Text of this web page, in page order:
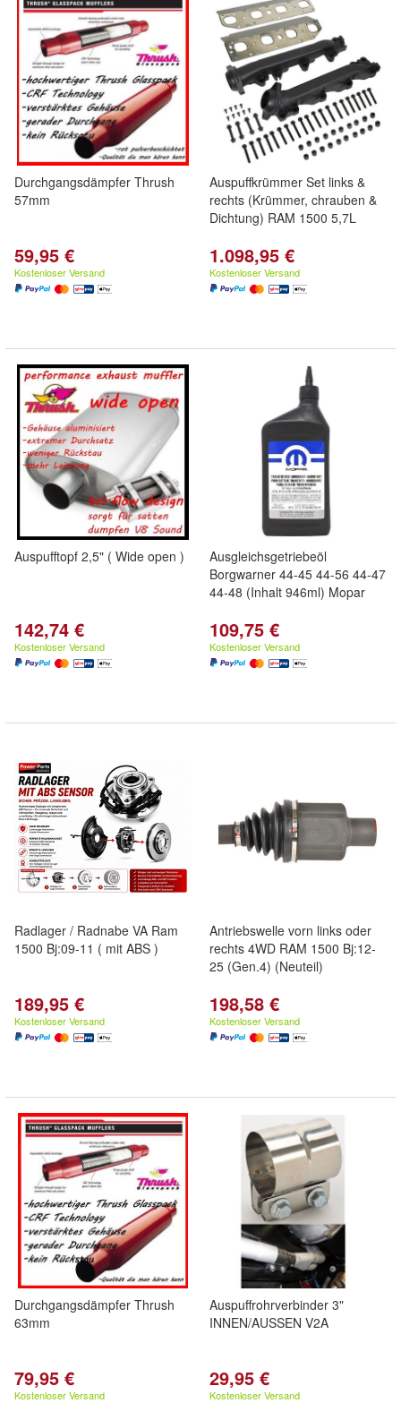
Durchgangsdämpfer Thrush
57mm
59,95 €
Kostenloser Versand
Auspuffkrümmer Set links &
rechts (Krümmer, chrauben &
Dichtung) RAM 1500 5,7L
1.098,95 €
Kostenloser Versand
Auspufftopf 2,5" ( Wide open )
142,74 €
Kostenloser Versand
Ausgleichsgetriebeöl
Borgwarner 44-45 44-56 44-47
44-48 (Inhalt 946ml) Mopar
109,75 €
Kostenloser Versand
Radlager / Radnabe VA Ram
1500 Bj:09-11 ( mit ABS )
189,95 €
Kostenloser Versand
Antriebswelle vorn links oder
rechts 4WD RAM 1500 Bj:12-
25 (Gen.4) (Neuteil)
198,58 €
Kostenloser Versand
Durchgangsdämpfer Thrush
63mm
79,95 €
Kostenloser Versand
Auspuffrohrverbinder 3"
INNEN/AUSSEN V2A
29,95 €
Kostenloser Versand